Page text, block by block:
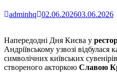
adminhq 02.06.202603.06.2026
Напередодні Дня Києва у
Андріївському узвозі відбулася
символічних київських сувенірів
створеного акторкою Славою